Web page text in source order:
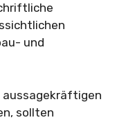
und
aussagekräftigen
sollten